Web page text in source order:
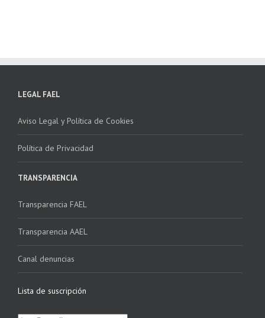
LEGAL FAEL
Aviso Legal y Política de Cookies
Política de Privacidad
TRANSPARENCIA
Transparencia FAEL
Transparencia AAEL
Canal denuncias
Lista de suscripción